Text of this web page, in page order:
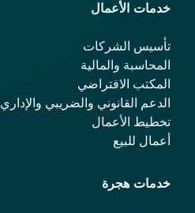
خدمات الأعمال
تأسيس الشركات
المحاسبة والمالية
المكتب الافتراضي
الدعم القانوني والضريبي والإداري
تخطيط الأعمال
أعمال للبيع
خدمات هجرة